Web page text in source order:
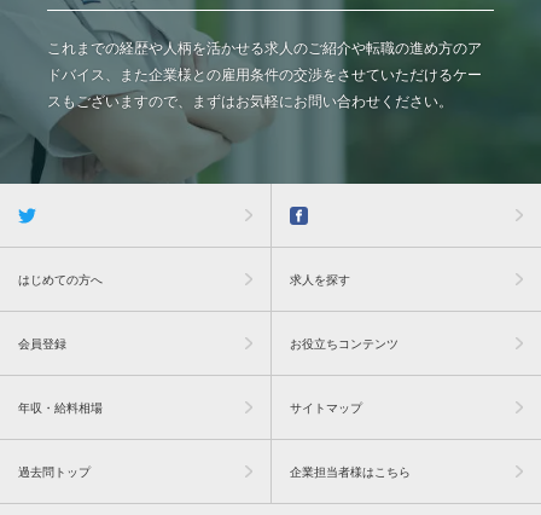
これまでの経歴や人柄を活かせる求人のご紹介や転職の進め方のア
ドバイス、また企業様との雇用条件の交渉をさせていただけるケー
スもございますので、まずはお気軽にお問い合わせください。
はじめての方へ 求人を探す
会員登録 お役立ちコンテンツ
年収・給料相場 サイトマップ
過去問トップ 企業担当者様はこちら